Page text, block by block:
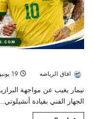
افاق الرياضه
الجهاز الفني بقيادة أنشيلوتي...